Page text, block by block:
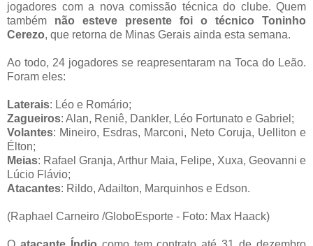
jogadores com a nova comissão técnica do clube. Quem
também não esteve presente foi o técnico Toninho
Cerezo, que retorna de Minas Gerais ainda esta semana.
Ao todo, 24 jogadores se reapresentaram na Toca do Leão.
Foram eles:
Laterais: Léo e Romário;
Zagueiros: Alan, Reniê, Dankler, Léo Fortunato e Gabriel;
Volantes: Mineiro, Esdras, Marconi, Neto Coruja, Uelliton e
Élton;
Meias: Rafael Granja, Arthur Maia, Felipe, Xuxa, Geovanni e
Lúcio Flávio;
Atacantes: Rildo, Adailton, Marquinhos e Edson.
(Raphael Carneiro /GloboEsporte - Foto: Max Haack)